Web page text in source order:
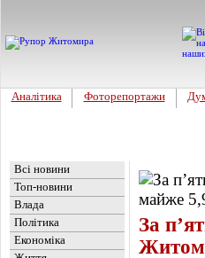
Аналітика Фоторепортажи
Всі новини
Топ-новини
Влада
Політика
Економіка
За